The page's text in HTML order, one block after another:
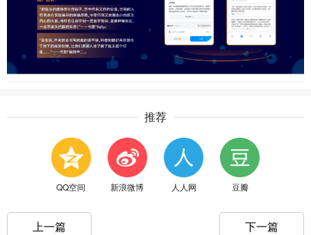
推荐
QQ空间 新浪微博 人人网 豆瓣
上一篇 下一篇